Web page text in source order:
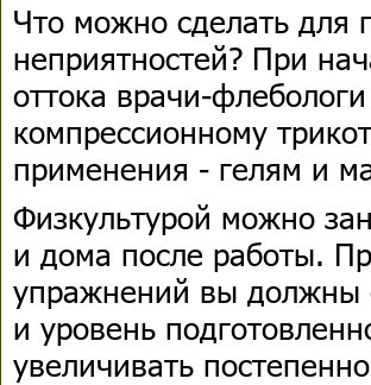
Что можно сделать для
неприятностей? При
оттока врачи-
компрессионному
применения - гелям и
Физкультурой можно
и дома после работы.
упражнений вы должны
и уровень
увеличивать